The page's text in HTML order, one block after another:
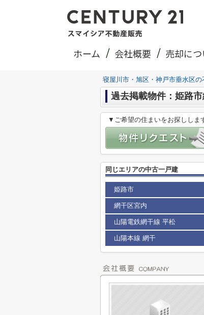
ホーム 会社概要 売却につ
寝屋川市・旭区・神戸市垂水区
過去掲載物件：姫路
▼ご希望の住まいをお探ししま
同じエリアの中古一戸建
姫路市
網干区宮内
山陽電鉄網干線 平松
山陽本線 網干